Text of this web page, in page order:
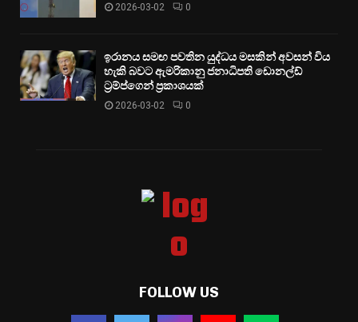
2026-03-02 0
ඉරානය සමඟ පවතින යුද්ධය මසකින් අවසන් විය
හැකි බවට ඇමරිකානු ජනාධිපති ඩොනල්ඩ්
ට්‍රම්ප්ගෙන් ප්‍රකාශයක්
2026-03-02 0
FOLLOW US